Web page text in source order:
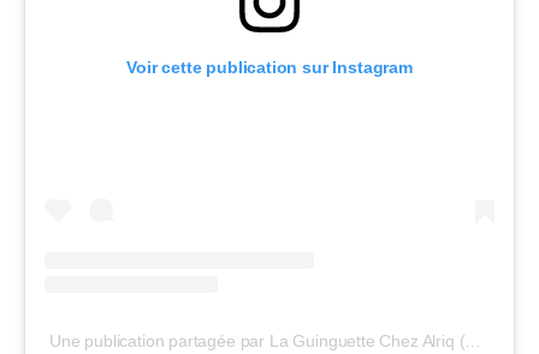
Voir cette publication sur Instagram